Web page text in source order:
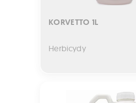
KORVETTO 1L
Herbicydy